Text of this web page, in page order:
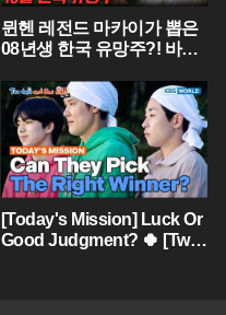
뮌헨 레전드 마카이가 뽑은
08년생 한국 유망주?! 바이
4명이라니...
[Today's Mission] Luck Or
Good Judgment? 🍀 [Two